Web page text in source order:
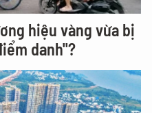
hiệu vàng vừa bị
danh"?